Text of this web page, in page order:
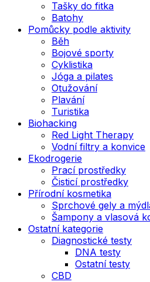
Tašky do fitka
Batohy
Pomůcky podle aktivity
Běh
Bojové sporty
Cyklistika
Jóga a pilates
Otužování
Plavání
Turistika
Biohacking
Red Light Therapy
Vodní filtry a konvice
Ekodrogerie
Prací prostředky
Čisticí prostředky
Přírodní kosmetika
Sprchové gely a
Šampony a vlasová
Ostatní kategorie
Diagnostické testy
DNA testy
Ostatní testy
CBD